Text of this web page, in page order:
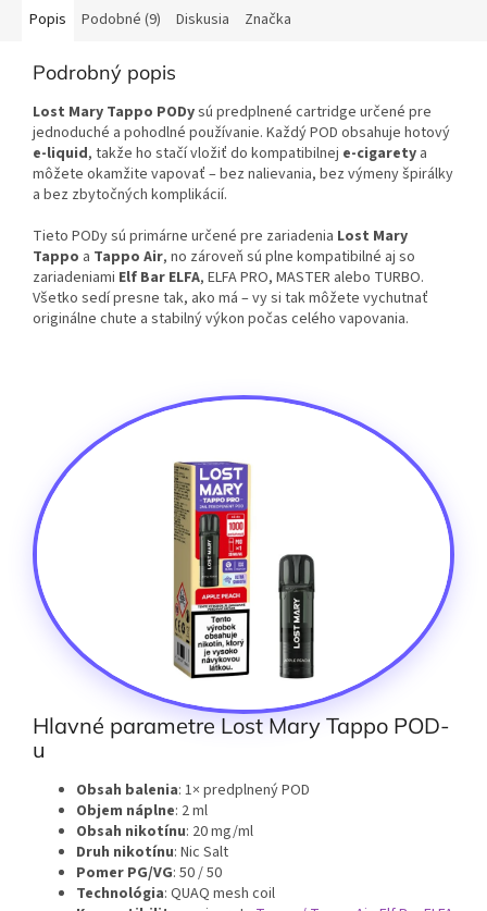
Popis Podobné (9) Diskusia Značka
Podrobný popis
Lost Mary Tappo PODysú predplnené cartridge určené pre
jednoduché a pohodlné používanie. Každý POD obsahuje hotový
e-liquid, takže ho stačí vložiť do kompatibilnej e-cigarety a
môžete okamžite vapovať – bez nalievania, bez výmeny špirálky
a bez zbytočných komplikácií.
Tieto PODy sú primárne určené pre zariadenia Lost Mary
Tappo a Tappo Air, no zároveň sú plne kompatibilné aj so
zariadeniami Elf Bar ELFA, ELFA PRO, MASTER alebo TURBO.
Všetko sedí presne tak, ako má – vy si tak môžete vychutnať
originálne chute a stabilný výkon počas celého vapovania.
Hlavné parametre Lost Mary Tappo POD-
u
Obsah balenia: 1× predplnený POD
Objem náplne: 2 ml
Obsah nikotínu: 20 mg/ml
Druh nikotínu: Nic Salt
Pomer PG/VG: 50 / 50
Technológia: QUAQ mesh coil